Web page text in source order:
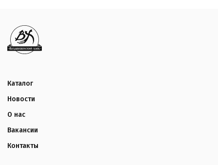
Каталог
Новости
О нас
Вакансии
Контакты